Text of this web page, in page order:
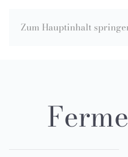
Zum Hauptinhalt